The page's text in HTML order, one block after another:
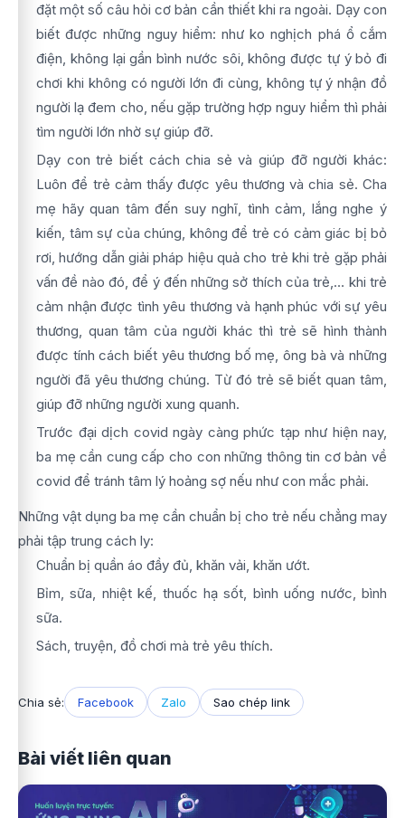
đặt một số câu hỏi cơ bản cần thiết khi ra ngoài. Dạy con
biết được những nguy hiểm: như ko nghịch phá ổ cắm
điện, không lại gần bình nước sôi, không được tự ý bỏ đi
chơi khi không có người lớn đi cùng, không tự ý nhận đồ
người lạ đem cho, nếu gặp trường hợp nguy hiểm thì phải
tìm người lớn nhờ sự giúp đỡ.
Dạy con trẻ biết cách chia sẻ và giúp đỡ người khác:
Luôn để trẻ cảm thấy được yêu thương và chia sẻ. Cha
mẹ hãy quan tâm đến suy nghĩ, tình cảm, lắng nghe ý
kiến, tâm sự của chúng, không để trẻ có cảm giác bị bỏ
rơi, hướng dẫn giải pháp hiệu quả cho trẻ khi trẻ gặp phải
vấn đề nào đó, để ý đến những sở thích của trẻ,… khi trẻ
cảm nhận được tình yêu thương và hạnh phúc với sự yêu
thương, quan tâm của người khác thì trẻ sẽ hình thành
được tính cách biết yêu thương bố mẹ, ông bà và những
người đã yêu thương chúng. Từ đó trẻ sẽ biết quan tâm,
giúp đỡ những người xung quanh.
Trước đại dịch covid ngày càng phức tạp như hiện nay,
ba mẹ cần cung cấp cho con những thông tin cơ bản về
covid để tránh tâm lý hoảng sợ nếu như con mắc phải.
Những vật dụng ba mẹ cần chuẩn bị cho trẻ nếu chẳng may
phải tập trung cách ly:
Chuẩn bị quần áo đầy đủ, khăn vải, khăn ướt.
Bỉm, sữa, nhiệt kế, thuốc hạ sốt, bình uống nước, bình
sữa.
Sách, truyện, đồ chơi mà trẻ yêu thích.
Chia sẻ: Facebook Zalo Sao chép link
Bài viết liên quan